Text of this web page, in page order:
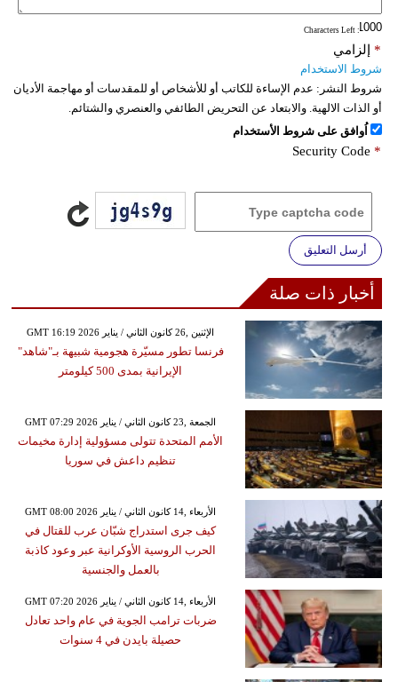
: Characters Left
إلزامي *
شروط الاستخدام
شروط النشر: عدم الإساءة للكاتب أو للأشخاص أو للمقدسات أو مهاجمة الأديان
أو الذات الالهية. والابتعاد عن التحريض الطائفي والعنصري والشتائم.
اُوافق على شروط الأستخدام
Security Code *
أرسل التعليق
أخبار ذات صلة
GMT 16:19 2026 الإثنين ,26 كانون الثاني / يناير
فرنسا تطور مسيّرة هجومية شبيهة بـ"شاهد"
الإيرانية بمدى 500 كيلومتر
GMT 07:29 2026 الجمعة ,23 كانون الثاني / يناير
الأمم المتحدة تتولى مسؤولية إدارة مخيمات
تنظيم داعش في سوريا
GMT 08:00 2026 الأربعاء ,14 كانون الثاني / يناير
كيف جرى استدراج شبّان عرب للقتال في
الحرب الروسية الأوكرانية عبر وعود كاذبة
بالعمل والجنسية
GMT 07:20 2026 الأربعاء ,14 كانون الثاني / يناير
ضربات ترامب الجوية في عام واحد تعادل
حصيلة بايدن في 4 سنوات